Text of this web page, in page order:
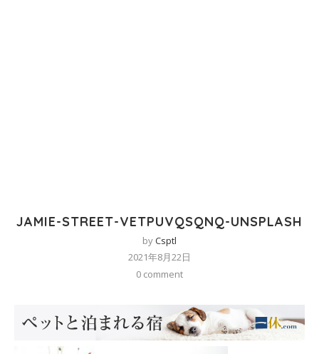
JAMIE-STREET-VETPUVQSQNQ-UNSPLASH
byCsptl
2021年8月22日
0 comment